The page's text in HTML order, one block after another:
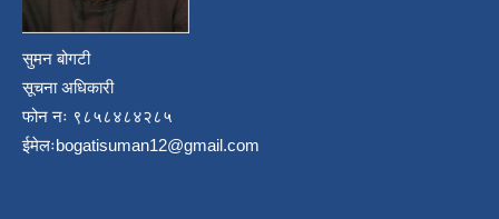
सुमन बोगटी
सूचना अधिकारी
फोन नः ९८५८४८४२८५
ईमेलःbogatisuman12@gmail.com